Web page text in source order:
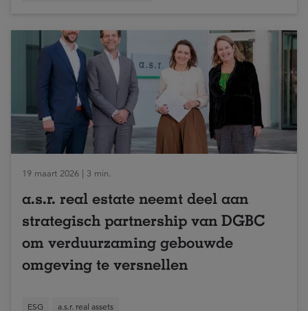
19 maart 2026 | 3 min.
a.s.r. real estate neemt deel aan
strategisch partnership van DGBC
om verduurzaming gebouwde
omgeving te versnellen
ESG a.s.r. real assets